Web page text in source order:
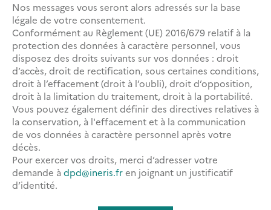
Nos messages vous seront alors adressés sur la base
légale de votre consentement.
Conformément au Règlement (UE) 2016/679 relatif à la
protection des données à caractère personnel, vous
disposez des droits suivants sur vos données : droit
d’accès, droit de rectification, sous certaines conditions,
droit à l’effacement (droit à l’oubli), droit d’opposition,
droit à la limitation du traitement, droit à la portabilité.
Vous pouvez également définir des directives relatives à
la conservation, à l'effacement et à la communication
de vos données à caractère personnel après votre
décès.
Pour exercer vos droits, merci d’adresser votre
demande àdpd@ineris.fren joignant un justificatif
d’identité.